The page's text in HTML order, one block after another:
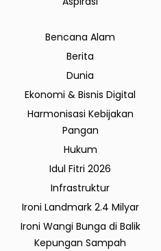
Bencana Alam
Berita
Dunia
Ekonomi & Bisnis Digital
Harmonisasi Kebijakan
Pangan
Hukum
Idul Fitri 2026
Infrastruktur
Ironi Landmark 2.4 Milyar
Ironi Wangi Bunga di Balik
Kepungan Sampah